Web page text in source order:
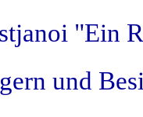
"Ein
und